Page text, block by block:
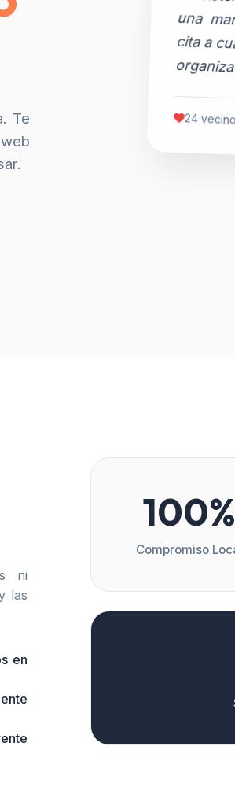
Te
24
ni
las
en
100%
Compromiso